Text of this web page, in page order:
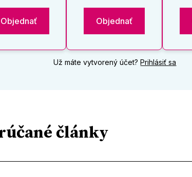
Objednať Objednať
Už máte vytvorený účet?Prihlásiť sa
články